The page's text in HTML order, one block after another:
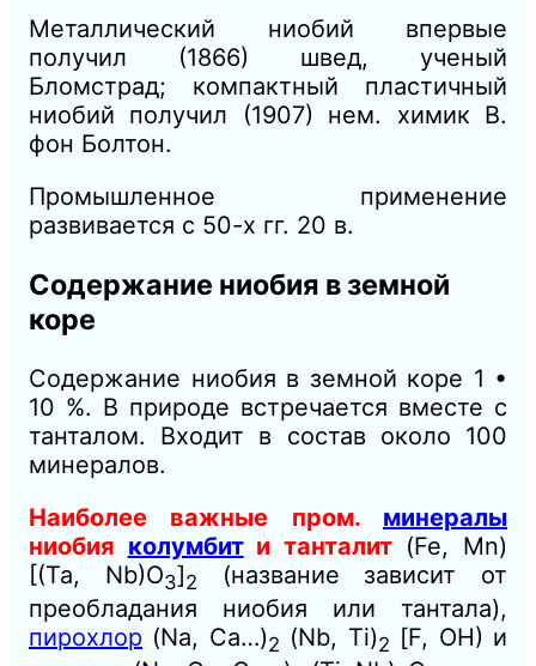
Металлический ниобий впервые
получил (1866) швед, ученый
Бломстрад; компактный пластичный
ниобий получил (1907) нем. химик В.
фон Болтон.
Промышленное применение
развивается с 50-х гг. 20 в.
Содержание ниобия в земной
коре
Содержание ниобия в земной коре 1 •
10 %. В природе встречается вместе с
танталом. Входит в состав около 100
минералов.
Наиболее важные пром. минералы
ниобия колумбити танталит(Fe, Мn)
[(Та, Nb)О3]2
(название зависит от
преобладания ниобия или тантала),
пирохлор (Na, Са…)2 (Nb, Ti)2 [F, ОН) и